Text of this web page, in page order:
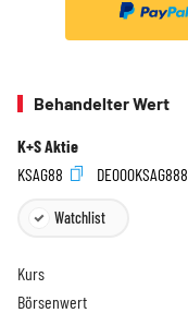
Behandelter Wert
K+S Aktie
KSAG88
DE000KSAG888
Watchlist
Kurs
Börsenwert